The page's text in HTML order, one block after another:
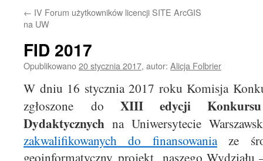
← IV Forum użytkowników licencji SITE ArcGIS
na UW
FID 2017
Opublikowano20 stycznia 2017, autor: Alicja Folbrier
W dniu 16 stycznia 2017 roku Komisja
zgłoszone do XIII edycji
Dydaktycznych na Uniwersytecie
zakwalifikowanych do finansowaniaze
geoinformatyczny projekt naszego